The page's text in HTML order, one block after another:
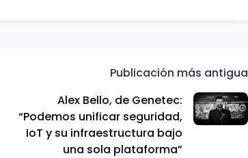
Publicación más antigua
Alex Bello, de Genetec:
“Podemos unificar seguridad,
IoT y su infraestructura bajo
una sola plataforma”